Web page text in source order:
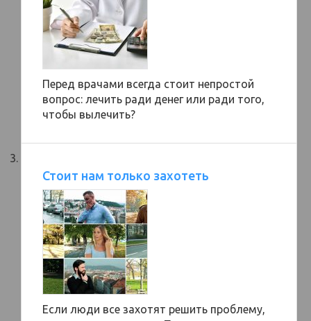
Перед врачами всегда стоит непростой
вопрос: лечить ради денег или ради того,
чтобы вылечить?
Стоит нам только захотеть
Если люди все захотят решить проблему,